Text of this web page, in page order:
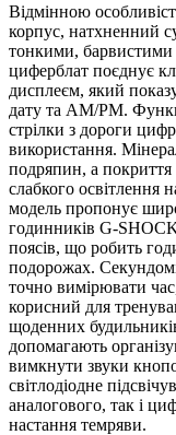
Відмінною
корпус, натхненний
тонкими,
циферблат поєднує
дисплеєм, який
дату та AM/PM.
стрілки з дороги
використання.
подряпин, а покриття
слабкого освітлення
модель пропонує
годинників G-
поясів, що робить
подорожах.
точно вимірювати
корисний для
щоденних
допомагають
вимкнути звуки
світлодіодне
аналогового, так і
настання темряви.